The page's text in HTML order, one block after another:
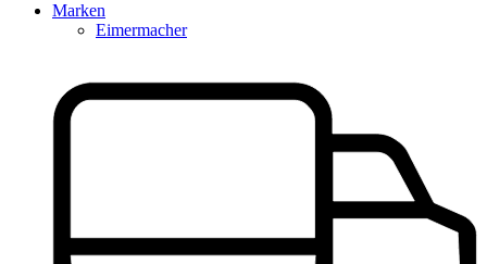
Marken
Eimermacher